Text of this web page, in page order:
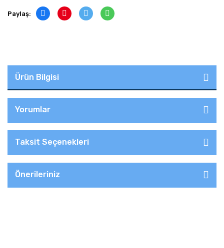
Paylaş:
Ürün Bilgisi
Yorumlar
Taksit Seçenekleri
Önerileriniz